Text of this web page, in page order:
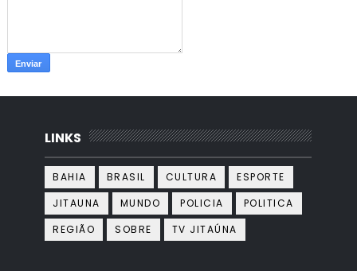
LINKS
BAHIA BRASIL CULTURA
ESPORTE
JITAUNA
MUNDO POLICIA
POLITICA
REGIÃO
SOBRE TV JITAÚNA